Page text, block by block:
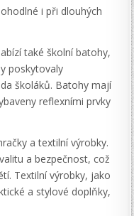
i při dlouhých
také školní batohy,
poskytovaly
školáků. Batohy mají
reflexními prvky
a textilní výrobky.
a bezpečnost, což
Textilní výrobky, jako
a stylové doplňky,